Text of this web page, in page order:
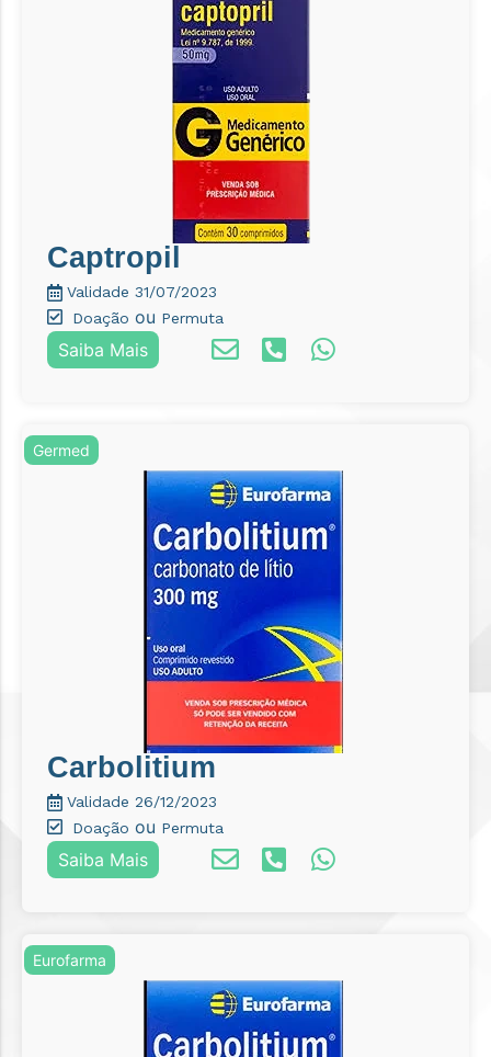
Captropil
Validade 31/07/2023
Doação ou Permuta
Saiba Mais
Germed
Carbolitium
Validade 26/12/2023
Doação ou Permuta
Saiba Mais
Eurofarma